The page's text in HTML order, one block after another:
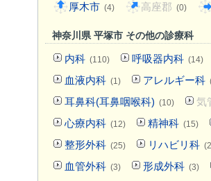
厚木市 (4) 高座郡 (0)
神奈川県 平塚市 その他の診療科
内科 (110) 呼吸器内科 (14)
血液内科 (1) アレルギー科
耳鼻科(耳鼻咽喉科) (10) 気
心療内科 (12) 精神科 (15)
整形外科 (25) リハビリ科
血管外科 (3) 形成外科 (3)